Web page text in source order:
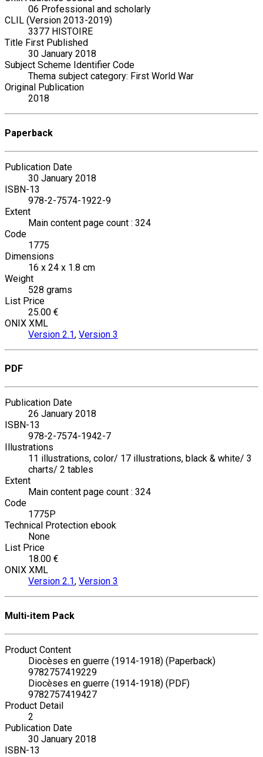
06 Professional and scholarly
CLIL (Version 2013-2019)
3377 HISTOIRE
Title First Published
30 January 2018
Subject Scheme Identifier Code
Thema subject category: First World War
Original Publication
2018
Paperback
Publication Date
30 January 2018
ISBN-13
978-2-7574-1922-9
Extent
Main content page count : 324
Code
1775
Dimensions
16 x 24 x 1.8 cm
Weight
528 grams
List Price
25.00 €
ONIX XML
Version 2.1, Version 3
PDF
Publication Date
26 January 2018
ISBN-13
978-2-7574-1942-7
Illustrations
11 illustrations, color/ 17 illustrations, black & white/ 3
charts/ 2 tables
Extent
Main content page count : 324
Code
1775P
Technical Protection ebook
None
List Price
18.00 €
ONIX XML
Version 2.1, Version 3
Multi-item Pack
Product Content
Diocèses en guerre (1914-1918) (Paperback)
9782757419229
Diocèses en guerre (1914-1918) (PDF)
9782757419427
Product Detail
2
Publication Date
30 January 2018
ISBN-13